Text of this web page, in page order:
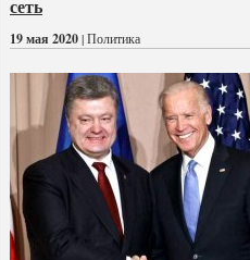
сеть
19 мая 2020| Политика